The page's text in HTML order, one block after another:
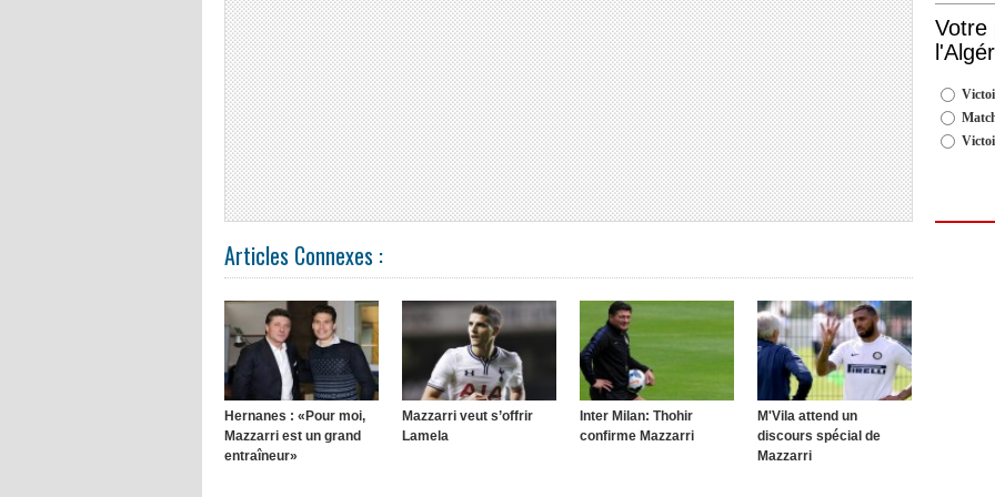
Articles Connexes :
Hernanes : «Pour moi,
Mazzarri est un grand
entraîneur»
Mazzarri veut s’offrir
Lamela
Inter Milan: Thohir
confirme Mazzarri
M'Vila attend un
discours spécial de
Mazzarri
Votre